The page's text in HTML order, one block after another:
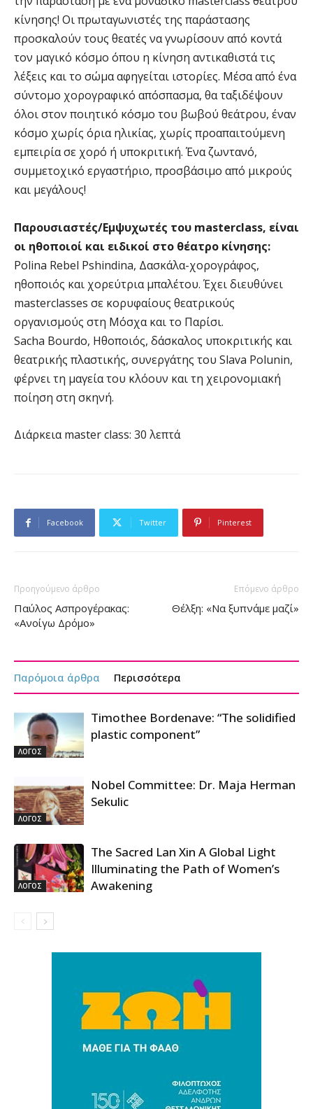
κίνησης! Οι πρωταγωνιστές της παράστασης
προσκαλούν τους θεατές να γνωρίσουν από κοντά
τον μαγικό κόσμο όπου η κίνηση αντικαθιστά τις
λέξεις και το σώμα αφηγείται ιστορίες. Μέσα από ένα
σύντομο χορογραφικό απόσπασμα, θα ταξιδέψουν
όλοι στον ποιητικό κόσμο του βωβού θεάτρου, έναν
κόσμο χωρίς όρια ηλικίας, χωρίς προαπαιτούμενη
εμπειρία σε χορό ή υποκριτική. Ένα ζωντανό,
συμμετοχικό εργαστήριο, προσβάσιμο από μικρούς
και μεγάλους!
Παρουσιαστές/Εμψυχωτές του masterclass, είναι
οι ηθοποιοί και ειδικοί στο θέατρο κίνησης:
Polina Rebel Pshindina, Δασκάλα-χορογράφος,
ηθοποιός και χορεύτρια μπαλέτου. Έχει διευθύνει
masterclasses σε κορυφαίους θεατρικούς
οργανισμούς στη Μόσχα και το Παρίσι.
Sacha Bourdo, Ηθοποιός, δάσκαλος υποκριτικής και
θεατρικής πλαστικής, συνεργάτης του Slava Polunin,
φέρνει τη μαγεία του κλόουν και τη χειρονομιακή
ποίηση στη σκηνή.
Διάρκεια master class: 30 λεπτά
Facebook Twitter Pinterest
Προηγούμενο άρθρο
Παύλος Ασπρογέρακας:
«Ανοίγω Δρόμο»
Επόμενο άρθρο
Θέλξη: «Να ξυπνάμε μαζί»
Παρόμοια άρθρα Περισσότερα
ΛΟΓΟΣ
Timothee Bordenave: “The solidified
plastic component”
ΛΟΓΟΣ
Nobel Committee: Dr. Maja Herman
Sekulic
ΛΟΓΟΣ
The Sacred Lan Xin A Global Light
Illuminating the Path of Women’s
Awakening